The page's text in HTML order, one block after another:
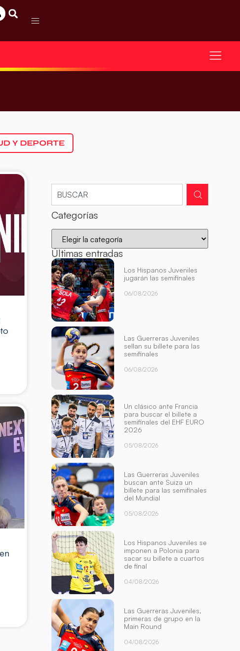
Y DEPORTE
Categorías
Últimas entradas
Los Hispanos Juveniles
jugarán las semifinales
06/08/2026
Las Guerreras Juveniles
sellan su billete para las
semifinales
06/08/2026
Un clásico ante Francia
para buscar el billete a
semifinales del EHF EURO
2026
05/08/2026
Las Guerreras Juveniles
buscan ante Suiza un
billete para las semifinales
del Mundial
05/08/2026
Los Hispanos Juveniles se
imponen a Polonia para
sacar su billete a cuartos
de final
04/08/2026
Las Guerreras Juveniles,
primeras de grupo en la
Main Round
04/08/2026